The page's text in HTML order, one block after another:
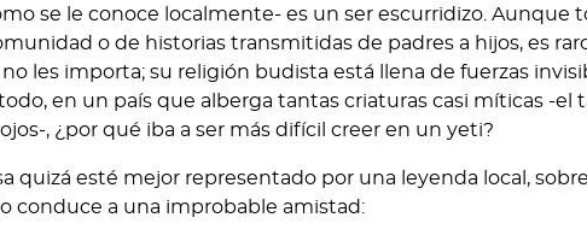
se le conoce localmente- es un ser escurridizo. Aunque
o de historias transmitidas de padres a hijos, es
les importa; su religión budista está llena de fuerzas
en un país que alberga tantas criaturas casi míticas -el
, ¿por qué iba a ser más difícil creer en un yeti?
quizá esté mejor representado por una leyenda local,
conduce a una improbable amistad: